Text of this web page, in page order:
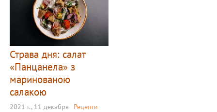
Страва дня: салат
«Панцанела» з
маринованою
салакою
2021 г., 11 декабря Рецепти